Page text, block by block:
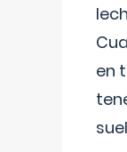
en